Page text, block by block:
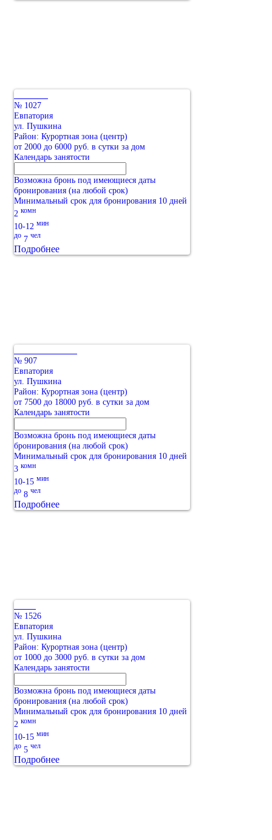
№ 1027
Евпатория
ул. Пушкина
Район: Курортная зона (центр)
от 2000 до 6000 руб. в сутки за дом
Календарь занятости
Возможна бронь под имеющиеся даты
бронирования (на любой срок)
Минимальный срок для бронирования 10 дней
2 комн
10-12 мин
до 7 чел
Подробнее
№ 907
Евпатория
ул. Пушкина
Район: Курортная зона (центр)
от 7500 до 18000 руб. в сутки за дом
Календарь занятости
Возможна бронь под имеющиеся даты
бронирования (на любой срок)
Минимальный срок для бронирования 10 дней
3 комн
10-15 мин
до 8 чел
Подробнее
№ 1526
Евпатория
ул. Пушкина
Район: Курортная зона (центр)
от 1000 до 3000 руб. в сутки за дом
Календарь занятости
Возможна бронь под имеющиеся даты
бронирования (на любой срок)
Минимальный срок для бронирования 10 дней
2 комн
10-15 мин
до 5 чел
Подробнее